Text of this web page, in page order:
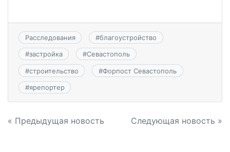
Расследования #благоустройство
#застройка #Севастополь
#строительство #Форпост Севастополь
#ярепортер
Навигация
« Предыдущая новость Следующая новость »